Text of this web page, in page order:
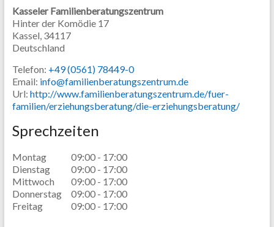
Kasseler Familienberatungszentrum
Hinter der Komödie 17
Kassel, 34117
Deutschland
Telefon: +49 (0561) 78449-0
Email: info@familienberatungszentrum.de
Url: http://www.familienberatungszentrum.de/fuer-
familien/erziehungsberatung/die-erziehungsberatung/
Sprechzeiten
Montag
09:00 - 17:00
Dienstag
09:00 - 17:00
Mittwoch
09:00 - 17:00
Donnerstag
09:00 - 17:00
Freitag
09:00 - 17:00